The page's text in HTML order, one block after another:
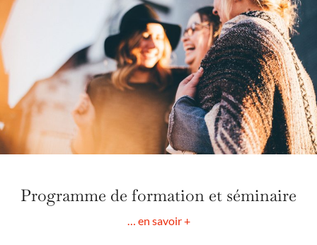
Programme de formation et séminaire
… en savoir +